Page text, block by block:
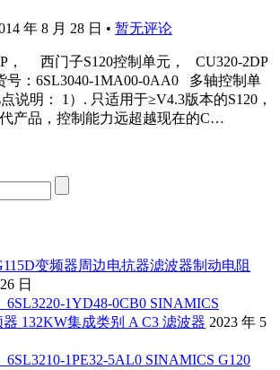
年 8 月 28 日 • 暂无评论
， 西门子S120控制单元， CU320-2DP
号：6SL3040-1MA00-0AA0 多轴控制单
说明： 1）. 只适用于≥V4.3版本的S120，
产品，控制能力远超越现在的C…
变频器周边电抗器滤波器制动电阻
日
6SL3220-1YD48-0CB0 SINAMICS
132KW集成类别 A C3 滤波器 2023 年 5
6SL3210-1PE32-5AL0 SINAMICS G120